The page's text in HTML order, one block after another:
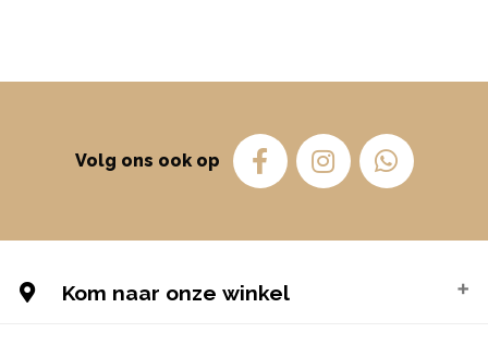
Volg ons ook op
Kom naar onze winkel